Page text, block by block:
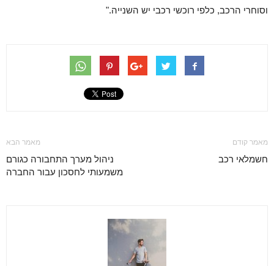
וסוחרי הרכב, כלפי רוכשי רכבי יש השנייה."
מאמר קודם
חשמלאי רכב
מאמר הבא
ניהול מערך התחבורה כגורם
משמעותי לחסכון עבור החברה